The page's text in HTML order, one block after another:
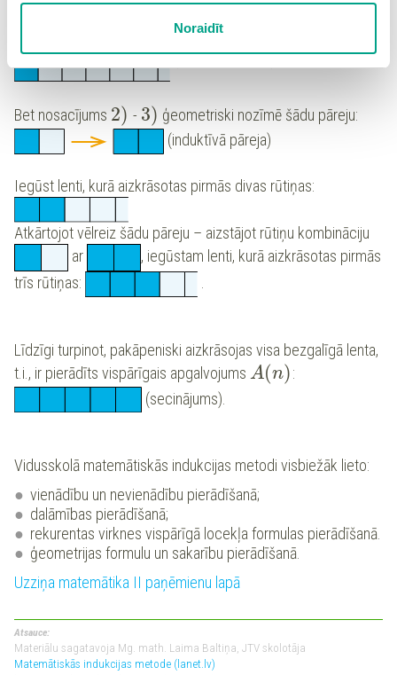
sīkdatņu politikuun ir iespēja atsaukt savu
piekrišanu sadaļā “Sīkdatņu iestatījumi”.
Noraidīt
ir patiess, var aizkrāsot pirmo rūtiņu:
(indukcijas bāze)
Bet nosacījums 2) - 3) ģeometriski nozīmē šādu pāreju:
(induktīvā pāreja)
Iegūst lenti, kurā aizkrāsotas pirmās divas rūtiņas:
Atkārtojot vēlreiz šādu pāreju – aizstājot rūtiņu kombināciju
ar
, iegūstam lenti, kurā aizkrāsotas pirmās
trīs rūtiņas:
.
Līdzīgi turpinot, pakāpeniski aizkrāsojas visa bezgalīgā lenta,
t.i., ir pierādīts vispārīgais apgalvojums A(n):
(secinājums).
Vidusskolā matemātiskās indukcijas metodi visbiežāk lieto:
vienādību un nevienādību pierādīšanā;
dalāmības pierādīšanā;
rekurentas virknes vispārīgā locekļa formulas pierādīšanā.
ģeometrijas formulu un sakarību pierādīšanā.
Uzziņa matemātika II paņēmienu lapā
Atsauce:
Materiālu sagatavoja Mg. math. Laima Baltiņa, JTV skolotāja
Matemātiskās indukcijas metode (lanet.lv)